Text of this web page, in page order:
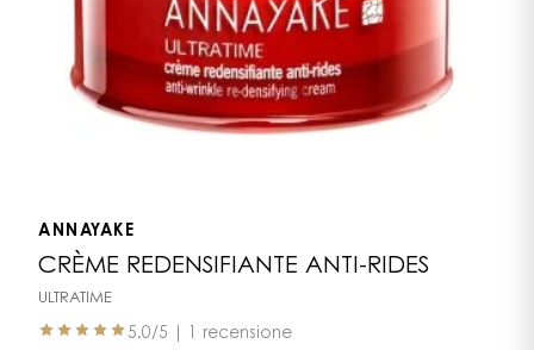
ANNAYAKE
CRÈME REDENSIFIANTE ANTI-RIDES
ULTRATIME
5.0/5 | 1 recensione